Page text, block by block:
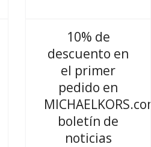
10% de
descuento en
el primer
pedido en
MICHAELKORS.com
boletín de
noticias